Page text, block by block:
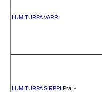
LUMITURPA VARRI
LUMITURPA SIRPPI Pra ~